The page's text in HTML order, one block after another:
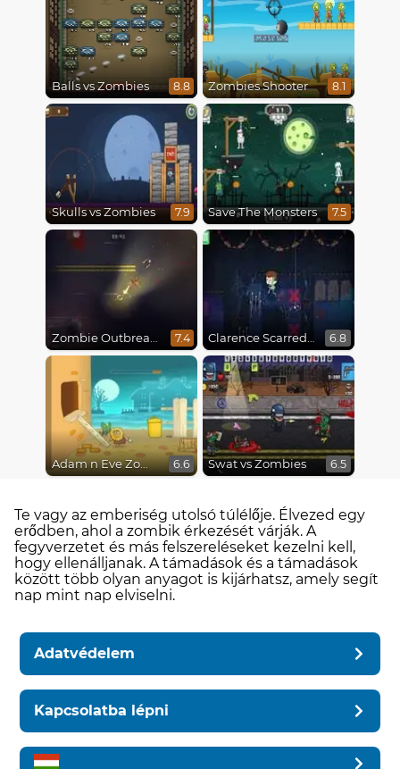
Balls vs Zombies 8.8 Zombies Shooter 8.1
Skulls vs Zombies 7.9 Save The Monsters 7.5
Zombie Outbreak Arena 7.4 Clarence Scarred Silly 6.8
Adam n Eve Zombies 6.6 Swat vs Zombies 6.5
Te vagy az emberiség utolsó túlélője. Élvezed egy
erődben, ahol a zombik érkezését várják. A
fegyverzetet és más felszereléseket kezelni kell,
hogy ellenálljanak. A támadások és a támadások
között több olyan anyagot is kijárhatsz, amely segít
nap mint nap elviselni.
Adatvédelem
Kapcsolatba lépni